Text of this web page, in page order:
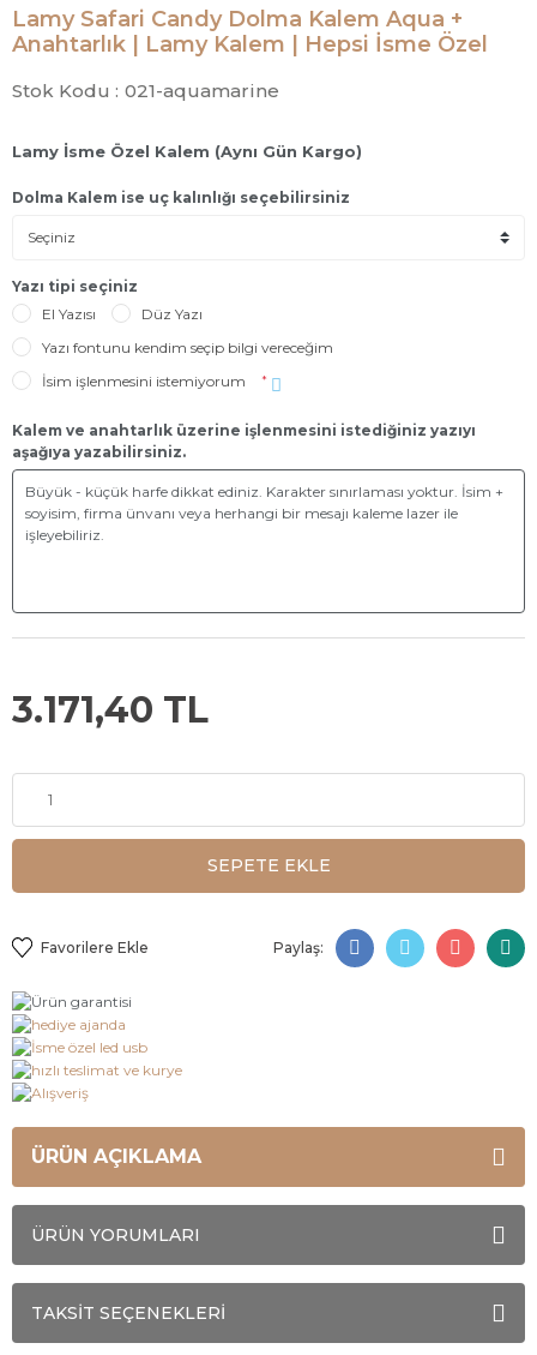
Lamy Safari Candy Dolma Kalem Aqua +
Anahtarlık | Lamy Kalem | Hepsi İsme Özel
Stok Kodu : 021-aquamarine
Lamy İsme Özel Kalem (Aynı Gün Kargo)
Dolma Kalem ise uç kalınlığı seçebilirsiniz
Yazı tipi seçiniz
El Yazısı
Düz Yazı
Yazı fontunu kendim seçip bilgi vereceğim
İsim işlenmesini istemiyorum
*
Kalem ve anahtarlık üzerine işlenmesini istediğiniz yazıyı
aşağıya yazabilirsiniz.
3.171,40 TL
SEPETE EKLE
Paylaş:
ÜRÜN AÇIKLAMA
ÜRÜN YORUMLARI
TAKSİT SEÇENEKLERİ